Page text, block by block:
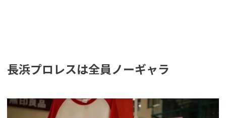
長浜プロレスは全員ノーギャラ